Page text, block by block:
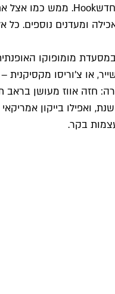
Hook. ממש כמו אצל
ומעדנים נוספים.
או צ׳וריסו
כמו שהם או לאחר צלייה קצרה:
בקר.